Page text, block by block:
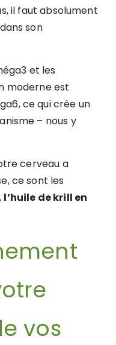
il faut absolument
son
et les
moderne est
ce qui crée un
– nous y
cerveau a
ce sont les
l’huile de krill en
vos